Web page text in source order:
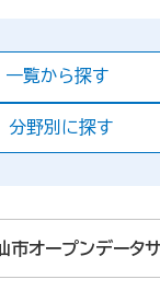
一覧から探す
分野別に探す
市オープンデータ
見つか